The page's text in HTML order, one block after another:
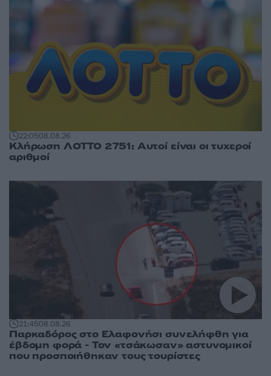
22:0508.08.26
Κλήρωση ΛΟΤΤΟ 2751: Αυτοί είναι οι τυχεροί
αριθμοί
21:4508.08.26
Παρκαδόρος στο Ελαφονήσι συνελήφθη για
έβδομη φορά - Τον «τσάκωσαν» αστυνομικοί
που προσποιήθηκαν τους τουρίστες